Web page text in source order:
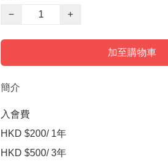
−
+
加至購物車
簡介
入會費
HKD $200/ 1年
HKD $500/ 3年